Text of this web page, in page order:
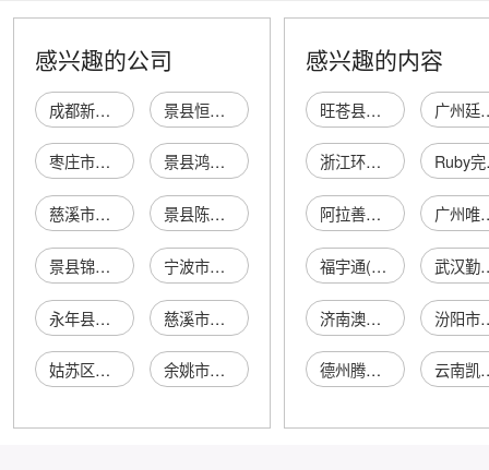
感兴趣的公司
成都新型铜铝接头厂 景县恒通快速接头门市部
枣庄市电缆快速接头厂 景县鸿福快速接头经销处
慈溪市坎墩快速接头厂 景县陈艳恒通快速接头门市部
景县锦峰由壬快速接头专卖部 宁波市鄞州集士港永胜快速接头厂
永年县西滩头天达快速接头厂 慈溪市坎墩镇快速接头厂
姑苏区何氏铜接头经营部 余姚市丈亭镇东海快速连接头厂
感兴趣的内容
旺苍县红意硅藻泥经营部 广州廷
浙江环银塑业有限公司
阿拉善左旗巴彦浩特镇酷男靓仔男装店 广州唯呈
福宇通(厦门)电气设备有限公司 武汉勤
济南澳马斯自动化设备有限公司 汾阳市琼
德州腾然新材料有限公司 云南凯